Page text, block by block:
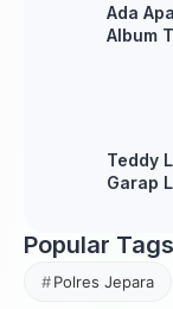
Ada
Album
Teddy
Garap
Popular Tags
Polres Jepara